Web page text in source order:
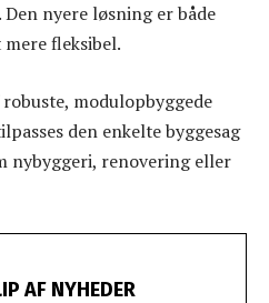
nyere løsning er både
fleksibel.
modulopbyggede
den enkelte byggesag
nybyggeri, renovering eller
AF NYHEDER